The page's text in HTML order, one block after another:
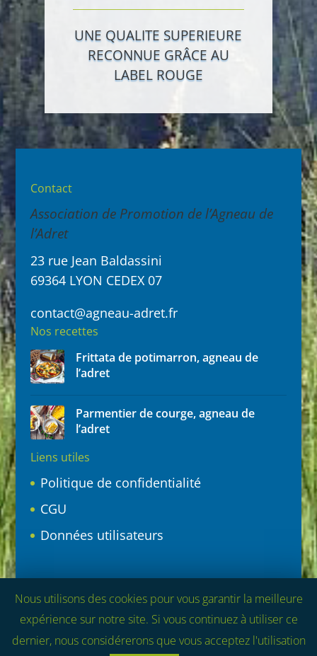
UNE QUALITE SUPERIEURE
RECONNUE GRÂCE AU
LABEL ROUGE
Contact
Association de Promotion de l’Agneau de
l’Adret
23 rue Jean Baldassini
69364 LYON CEDEX 07
contact@agneau-adret.fr
Nos recettes
Frittata de potimarron, agneau de
l’adret
Parmentier de courge, agneau de
l’adret
Liens utiles
Politique de confidentialité
CGU
Données utilisateurs
Politique de confidentialité
CGU
Données utilisateurs
Nous utilisons des cookies pour vous garantir la meilleure
expérience sur notre site. Si vous continuez à utiliser ce
dernier, nous considérerons que vous acceptez l'utilisation